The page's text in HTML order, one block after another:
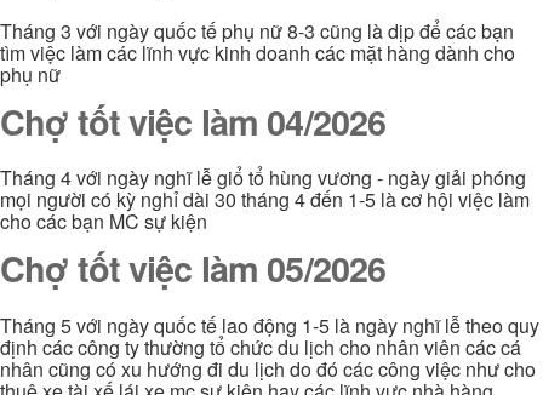
Tháng 3 với ngày quốc tế phụ nữ 8-3 cũng là dịp để các bạn
tìm việc làm các lĩnh vực kinh doanh các mặt hàng dành cho
phụ nữ
Chợ tốt việc làm 04/2026
Tháng 4 với ngày nghĩ lễ giổ tổ hùng vương - ngày giải phóng
mọi người có kỳ nghỉ dài 30 tháng 4 đến 1-5 là cơ hội việc làm
cho các bạn MC sự kiện
Chợ tốt việc làm 05/2026
Tháng 5 với ngày quốc tế lao động 1-5 là ngày nghĩ lễ theo quy
định các công ty thường tổ chức du lịch cho nhân viên các cá
nhân cũng có xu hướng đi du lịch do đó các công việc như cho